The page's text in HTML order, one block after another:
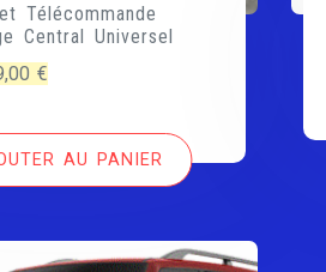
Télécommande
Central Universel
:
€
actuel
est :
AU PANIER